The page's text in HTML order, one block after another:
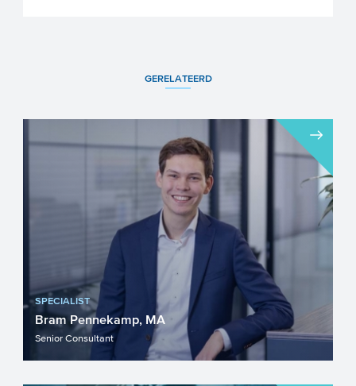
GERELATEERD
SPECIALIST
Bram Pennekamp, MA
Senior Consultant